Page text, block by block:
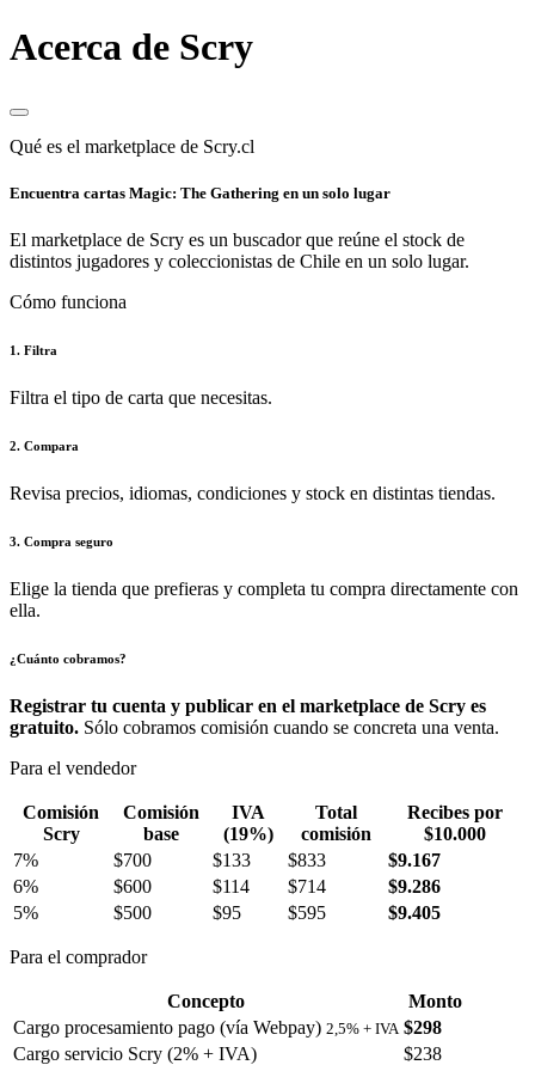
Acerca de Scry
Qué es el marketplace de Scry.cl
Encuentra cartas Magic: The Gathering en un solo lugar
El marketplace de Scry es un buscador que reúne el stock de
distintos jugadores y coleccionistas de Chile en un solo lugar.
Cómo funciona
1. Filtra
Filtra el tipo de carta que necesitas.
2. Compara
Revisa precios, idiomas, condiciones y stock en distintas tiendas.
3. Compra seguro
Elige la tienda que prefieras y completa tu compra directamente con
ella.
¿Cuánto cobramos?
Registrar tu cuenta y publicar en el marketplace de Scry es
gratuito. Sólo cobramos comisión cuando se concreta una venta.
Para el vendedor
Comisión
Scry
Comisión
base
IVA
(19%)
Total
comisión
Recibes por
$10.000
7%
$700 $133 $833
$9.167
6%
$600 $114 $714
$9.286
5%
$500 $95 $595 $9.405
Para el comprador
Concepto
Monto
Cargo procesamiento pago (vía Webpay) 2,5% + IVA $298
Cargo servicio Scry (2% + IVA)
$238